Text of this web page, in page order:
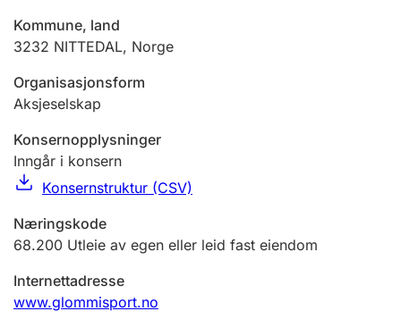
Ektepaktveileder
Andre tema
Kommune, land
3232 NITTEDAL, Norge
Organisasjonsform
Aksjeselskap
Konsernopplysninger
Inngår i konsern
Konsernstruktur (CSV)
Næringskode
68.200 Utleie av egen eller leid fast eiendom
Internettadresse
www.glommisport.no